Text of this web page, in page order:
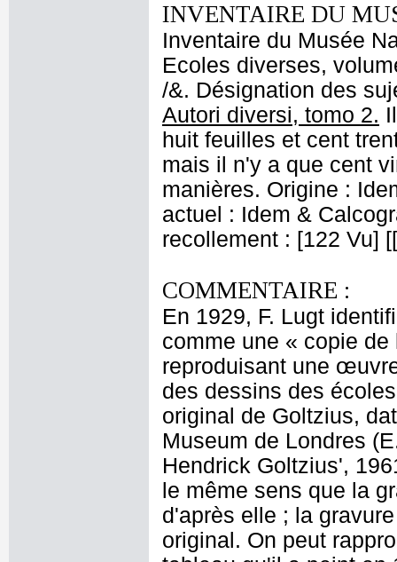
INVENTAIRE DU
Inventaire du Musée
Ecoles diverses,
/&. Désignation des
Autori diversi, tomo 2.
huit feuilles et cent
mais il n'y a que cent
manières. Origine :
actuel : Idem &
recollement : [122 Vu]
COMMENTAIRE :
En 1929, F. Lugt
comme une « copie
reproduisant une
des dessins des
original de Goltzius,
Museum de Londres
Hendrick Goltzius',
le même sens que la
d'après elle ; la
original. On peut